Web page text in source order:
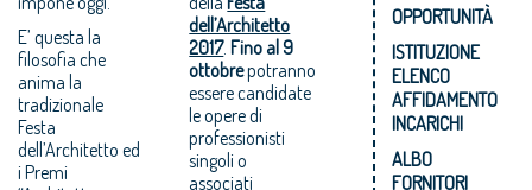
E’ questa la
filosofia che
anima la
tradizionale
Festa
dell’Architetto ed
i Premi
dell’Architetto
2017.Fino al 9
ottobrepotranno
essere candidate
le opere di
professionisti
singoli o
associati
OPPORTUNITÀ
ISTITUZIONE
ELENCO
AFFIDAMENTO
INCARICHI
ALBO
FORNITORI